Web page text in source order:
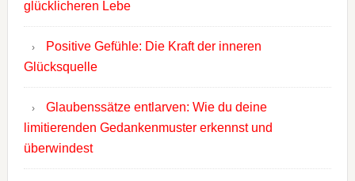
glücklicheren Lebe
Positive Gefühle: Die Kraft der inneren
Glücksquelle
Glaubenssätze entlarven: Wie du deine
limitierenden Gedankenmuster erkennst und
überwindest